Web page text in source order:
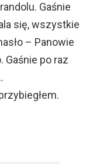
Gaśnie
się, wszystkie
– Panowie
Gaśnie po raz